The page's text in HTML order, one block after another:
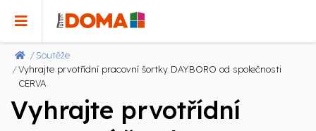
Soutěže
Vyhrajte prvotřídní pracovní šortky DAYBORO od společnosti
CERVA
Vyhrajte prvotřídní